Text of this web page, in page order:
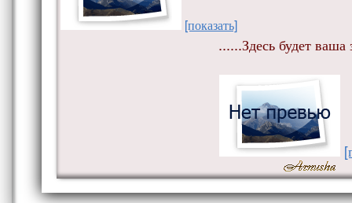
[показать]
......Здесь будет ваша